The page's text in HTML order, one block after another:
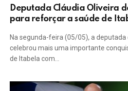
Deputada Cláudia Oliveira
para reforçar a saúde de
Na segunda-feira (05/05), a deputada
celebrou mais uma importante
de Itabela com…